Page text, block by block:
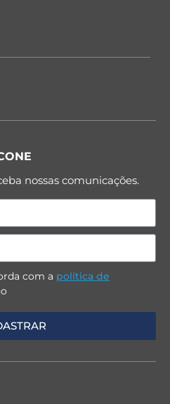
nossas comunicações.
com a política de